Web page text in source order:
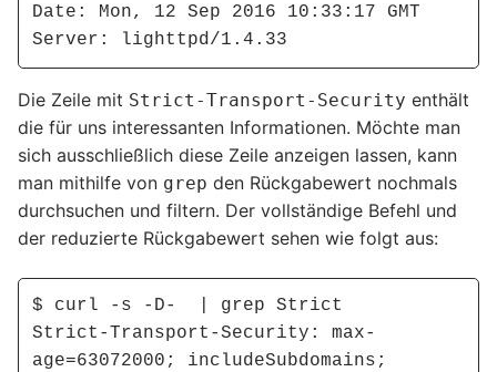
Date: Mon, 12 Sep 2016 10:33:17 GMT
Server: lighttpd/1.4.33
Die Zeile mit Strict-Transport-Security enthält
die für uns interessanten Informationen. Möchte man
sich ausschließlich diese Zeile anzeigen lassen, kann
man mithilfe von grep den Rückgabewert nochmals
durchsuchen und filtern. Der vollständige Befehl und
der reduzierte Rückgabewert sehen wie folgt aus:
$ curl -s -D-  | grep Strict
Strict-Transport-Security: max-
age=63072000; includeSubdomains;